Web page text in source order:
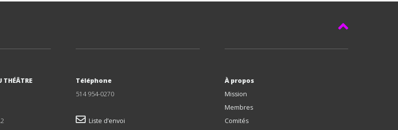
THÉÂTRE
Téléphone
514 954-0270
Liste d’envoi
À propos
Mission
Membres
Comités